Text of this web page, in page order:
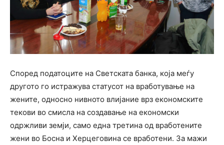
Според податоците на Светската банка, која меѓу
другото го истражува статусот на вработување на
жените, односно нивното влијание врз економските
текови во смисла на создавање на економски
одржливи земји, само една третина од вработените
жени во Босна и Херцеговина се вработени. За мажи